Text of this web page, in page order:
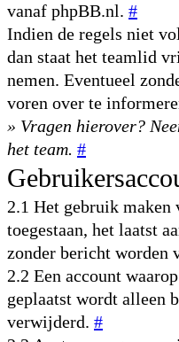
vanaf phpBB.nl. #
Indien de regels niet
dan staat het teamlid
nemen. Eventueel
voren over te
» Vragen hierover?
het team. #
2.1 Het gebruik maken
toegestaan, het laatst
zonder bericht worden
2.2 Een account
geplaatst wordt alleen
verwijderd. #